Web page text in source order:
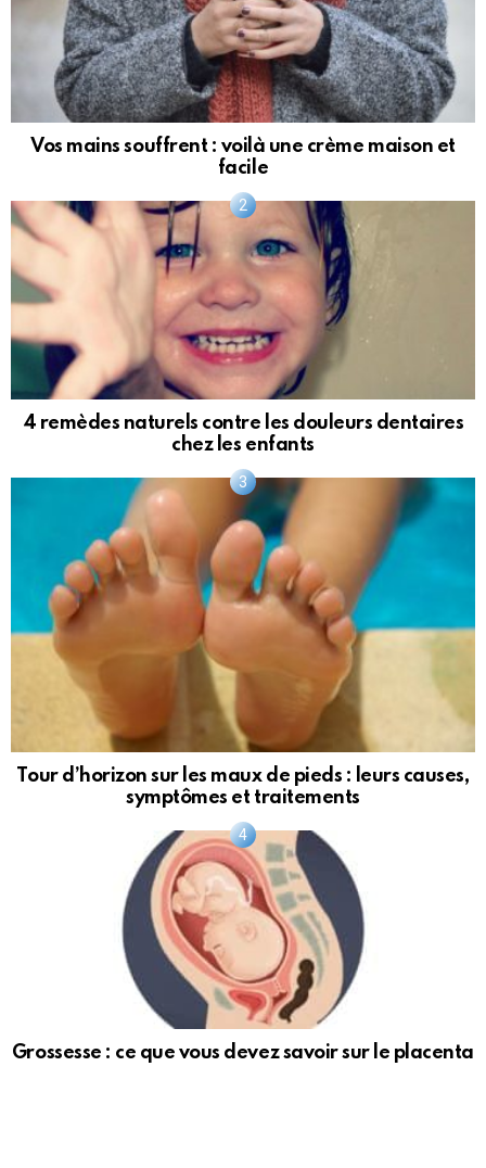
Vos mains souffrent : voilà une crème maison et
facile
4 remèdes naturels contre les douleurs dentaires
chez les enfants
Tour d’horizon sur les maux de pieds : leurs causes,
symptômes et traitements
Grossesse : ce que vous devez savoir sur le placenta